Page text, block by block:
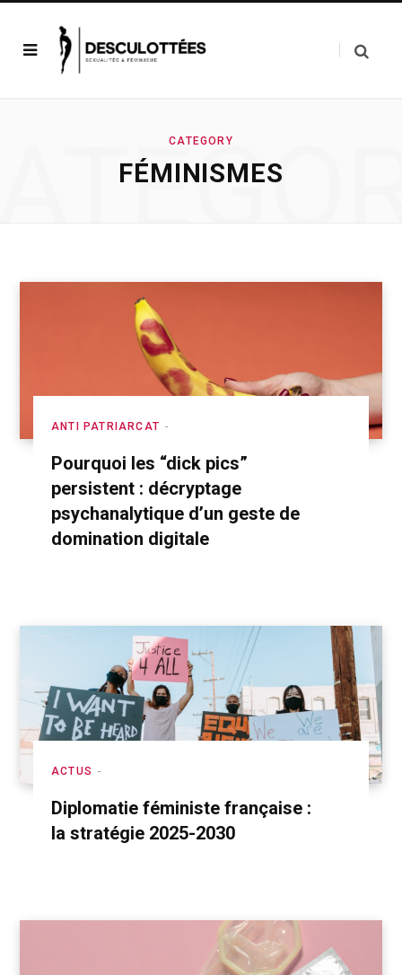
CATEGORY
FÉMINISMES
ANTI PATRIARCAT
Pourquoi les “dick pics”
persistent : décryptage
psychanalytique d’un geste de
domination digitale
ACTUS
Diplomatie féministe française :
la stratégie 2025-2030